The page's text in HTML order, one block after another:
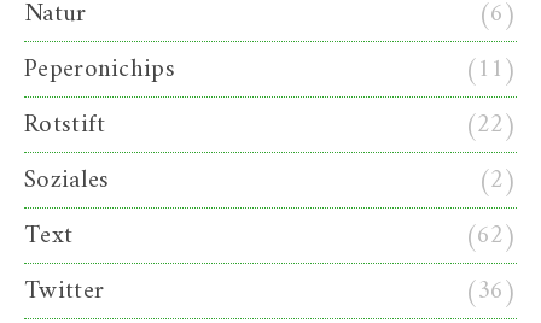
Natur
(6)
Peperonichips
(11)
Rotstift
(22)
Soziales
(2)
Text
(62)
Twitter
(36)